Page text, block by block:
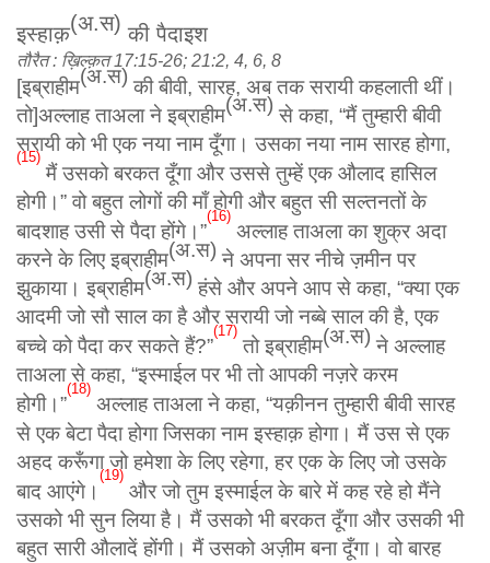
इस्हाक़(अ.स) की पैदाइश
तौरैत : ख़िल्क़त 17:15-26; 21:2, 4, 6, 8
[इब्राहीम(अ.स) की बीवी, सारह, अब तक सरायी कहलाती थीं।
तो]अल्लाह ताअला ने इब्राहीम(अ.स) से कहा, “मैं तुम्हारी बीवी
सरायी को भी एक नया नाम दूँगा। उसका नया नाम सारह होगा,
(15)
मैं उसको बरकत दूँगा और उससे तुम्हें एक औलाद हासिल
होगी।” वो बहुत लोगों की माँ होगी और बहुत सी सल्तनतों के
बादशाह उसी से पैदा होंगे।”
(16)
अल्लाह ताअला का शुक्र अदा
करने के लिए इब्राहीम(अ.स) ने अपना सर नीचे ज़मीन पर
झुकाया। इब्राहीम(अ.स) हंसे और अपने आप से कहा, “क्या एक
आदमी जो सौ साल का है और सरायी जो नब्बे साल की है, एक
बच्चे को पैदा कर सकते हैं?”
(17)
तो इब्राहीम(अ.स) ने अल्लाह
ताअला से कहा, “इस्माईल पर भी तो आपकी नज़रे करम
होगी।”
(18)
अल्लाह ताअला ने कहा, “यक़ीनन तुम्हारी बीवी सारह
से एक बेटा पैदा होगा जिसका नाम इस्हाक़ होगा। मैं उस से एक
अहद करूँगा जो हमेशा के लिए रहेगा, हर एक के लिए जो उसके
बाद आएंगे।
(19)
और जो तुम इस्माईल के बारे में कह रहे हो मैंने
उसको भी सुन लिया है। मैं उसको भी बरकत दूँगा और उसकी भी
बहुत सारी औलादें होंगी। मैं उसको अज़ीम बना दूँगा। वो बारह